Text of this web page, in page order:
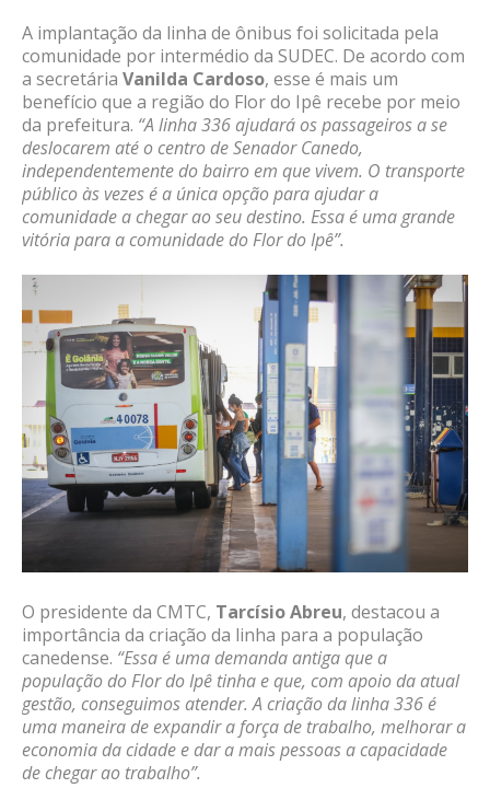
A implantação da linha de ônibus foi solicitada pela
comunidade por intermédio da SUDEC. De acordo com
a secretária Vanilda Cardoso, esse é mais um
benefício que a região do Flor do Ipê recebe por meio
da prefeitura. “A linha 336 ajudará os passageiros a se
deslocarem até o centro de Senador Canedo,
independentemente do bairro em que vivem. O transporte
público às vezes é a única opção para ajudar a
comunidade a chegar ao seu destino. Essa é uma grande
vitória para a comunidade do Flor do Ipê”.
O presidente da CMTC, Tarcísio Abreu, destacou a
importância da criação da linha para a população
canedense. “Essa é uma demanda antiga que a
população do Flor do Ipê tinha e que, com apoio da atual
gestão, conseguimos atender. A criação da linha 336 é
uma maneira de expandir a força de trabalho, melhorar a
economia da cidade e dar a mais pessoas a capacidade
de chegar ao trabalho”.